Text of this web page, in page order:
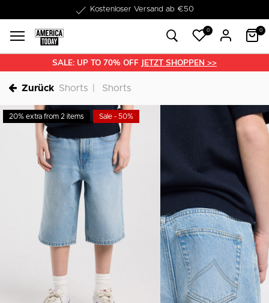
1-3 Werktage Lieferzeit
0 0
SALE: UP TO 70% OFF JETZT SHOPPEN >>
Zurück Shorts Shorts
20% extra from 2 items Sale - 50%